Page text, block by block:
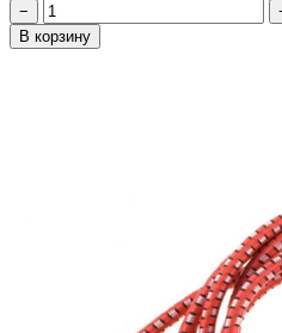
−
В корзину